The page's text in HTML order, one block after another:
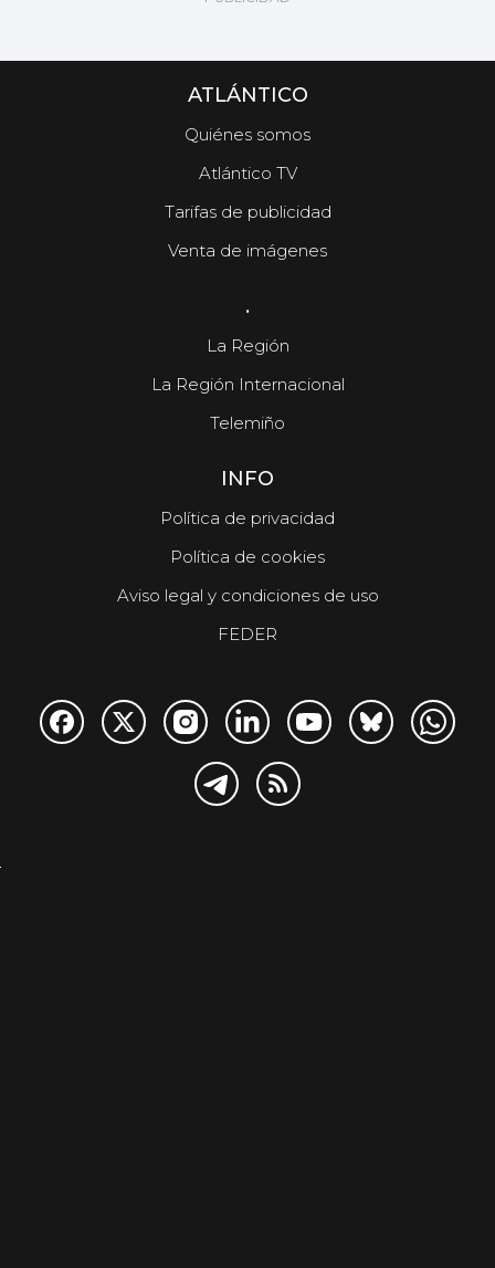
ATLÁNTICO
Quiénes somos
Atlántico TV
Tarifas de publicidad
Venta de imágenes
.
La Región
La Región Internacional
Telemiño
INFO
Política de privacidad
Política de cookies
Aviso legal y condiciones de uso
FEDER